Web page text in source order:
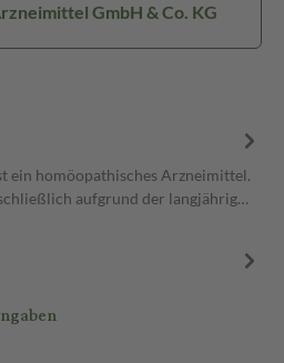
GmbH & Co. KG
ein homöopathisches Arzneimittel.
aufgrund der langjährig…